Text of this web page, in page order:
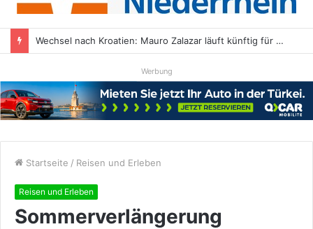
Wechsel nach Kroatien: Mauro Zalazar läuft künftig für NK Kustošija Zagreb auf
Werbung
Startseite / Reisen und Erleben
Reisen und Erleben
Sommerverlängerung